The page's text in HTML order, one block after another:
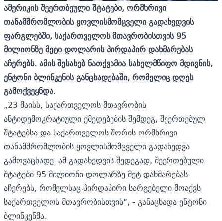
ამერიკის შეერთბეული შტატები, ორმხრივი
თანამშრომლობის ყოვლისმომცველი გადახედვის
ფარგლებში, საქართველოს მთავრობისთვის 95
მილიონზე მეტი დოლარის პირდაპირ დახმარებას
აჩერებს. ამის შესახებ ნათქვამია სახელმწიფო მდივნის,
ენტონი ბლინკენისგანცხადებაში,რომელიც დღეს
გამოქვეყნდა.
„23 მაისს, საქართველოს მთავრობის
ანტიდემოკრატიული ქმედებების შემდეგ, შეერთებულ
შტატებსა და საქართველოს შორის ორმხრივი
თანამშრომლობის ყოვლისმომცველი გადახედვა
გამოვაცხადე. ამ გადახედვის შედეგად, შეერთებული
შტატები 95 მილიონი დოლარზე მეტ დახმარებას
აჩერებს, რომელსაც პირდაპირი სარგებელი მოაქვს
საქართველოს მთავრობისთვის“, - განაცხადა ენტონი
ბლინკენმა.